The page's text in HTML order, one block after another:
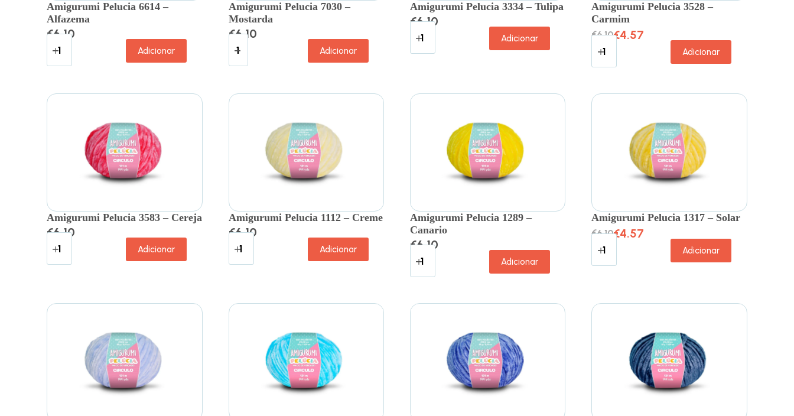
Amigurumi Pelucia 6614 –
Alfazema
€6.10
Adicionar
Amigurumi Pelucia 7030 –
Mostarda
€6.10
Adicionar
Amigurumi Pelucia 3334 – Tulipa
€6.10
Adicionar
Amigurumi Pelucia 3528 –
Carmim
€6.10€4.57
Adicionar
Amigurumi Pelucia 3583 – Cereja
€6.10
Adicionar
Amigurumi Pelucia 1112 – Creme
€6.10
Adicionar
Amigurumi Pelucia 1289 –
Canario
€6.10
Adicionar
Amigurumi Pelucia 1317 – Solar
€6.10€4.57
Adicionar